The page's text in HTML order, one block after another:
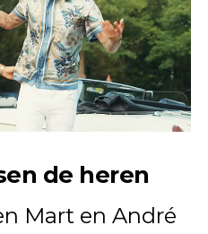
de heren
Mart en André